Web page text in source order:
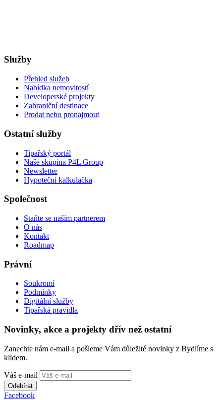
Služby
Přehled služeb
Nabídka nemovitostí
Developerské projekty
Zahraniční destinace
Prodat nebo pronajmout
Ostatní služby
Tipařský portál
Naše skupina P4L Group
Newsletter
Hypoteční kalkulačka
Společnost
Staňte se naším partnerem
O nás
Kontakt
Roadmap
Právní
Soukromí
Podmínky
Digitální služby
Tipařská pravidla
Novinky, akce a projekty dřív než ostatní
Zanechte nám e-mail a pošleme Vám důležité novinky z Bydlíme s
klidem.
Váš e-mail
Odebírat
Facebook